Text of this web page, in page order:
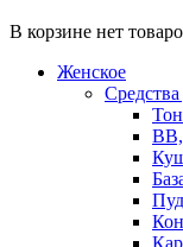
В корзине нет
Женское